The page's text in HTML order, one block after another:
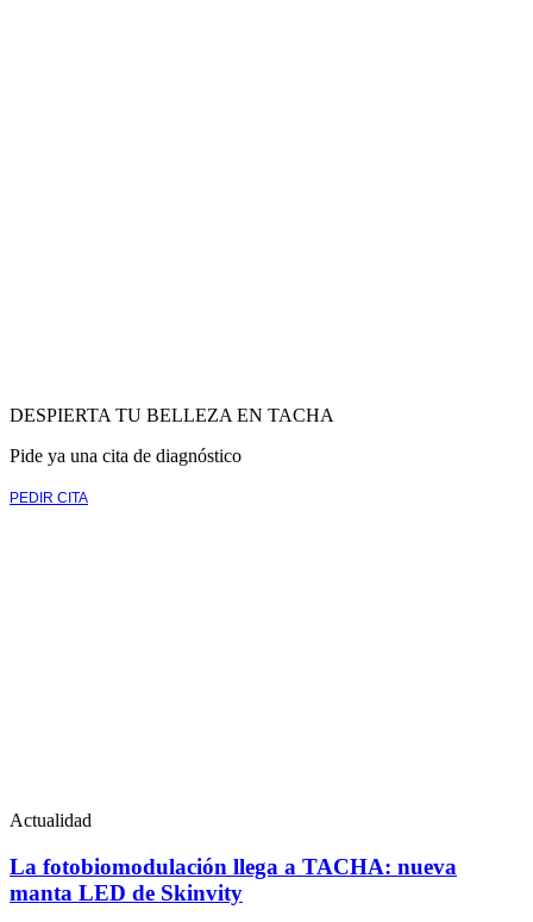
DESPIERTA TU BELLEZA EN TACHA
Pide ya una cita de diagnóstico
PEDIR CITA
Actualidad
La fotobiomodulación llega a TACHA: nueva
manta LED de Skinvity